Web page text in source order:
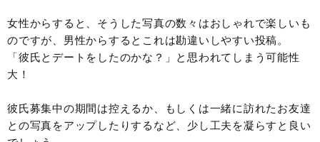
女性からすると、そうした写真の数々はおしゃれで楽しいも
のですが、男性からするとこれは勘違いしやすい投稿。
「彼氏とデートをしたのかな？」と思われてしまう可能性
大！
彼氏募集中の期間は控えるか、もしくは一緒に訪れたお友達
との写真をアップしたりするなど、少し工夫を凝らすと良い